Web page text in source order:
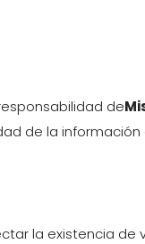
de
de la
la existencia de